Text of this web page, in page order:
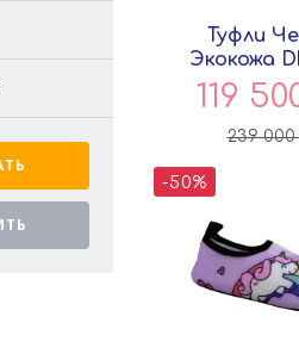
Туфли
Экокожа
119
239 000
-50%